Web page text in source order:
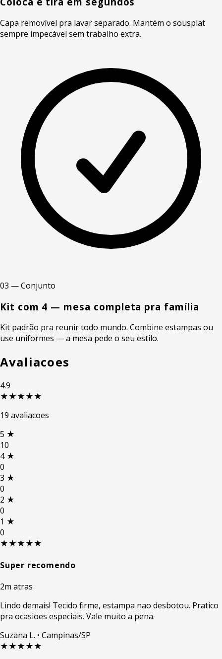
Capa removível pra lavar separado. Mantém o sousplat
sempre impecável sem trabalho extra.
03 — Conjunto
Kit com 4 — mesa completa pra família
Kit padrão pra reunir todo mundo. Combine estampas ou
use uniformes — a mesa pede o seu estilo.
Avaliacoes
4.9
★★★★★
19 avaliacoes
5 ★
10
4 ★
0
3 ★
0
2 ★
0
1 ★
0
★★★★★
Super recomendo
2m atras
Lindo demais! Tecido firme, estampa nao desbotou. Pratico
pra ocasioes especiais. Vale muito a pena.
Suzana L. • Campinas/SP
★★★★★